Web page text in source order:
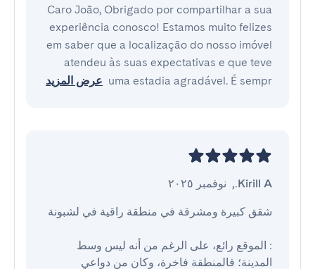
Caro João, Obrigado por compartilhar a sua
experiência conosco! Estamos muito felizes
em saber que a localização do nosso imóvel
atendeu às suas expectativas e que teve
uma estadia agradável. É sempr عرض المزيد
Kirill A.
, نوفمبر ٢٠٢٥